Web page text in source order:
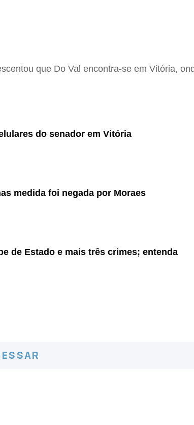
que Do Val encontra-se em Vitória,
do senador em Vitória
medida foi negada por Moraes
de Estado e mais três crimes; entenda